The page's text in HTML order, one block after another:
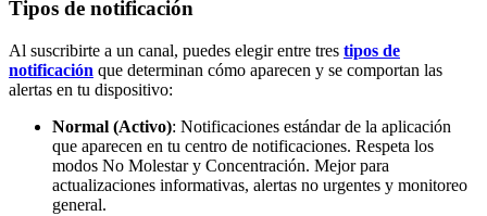
Tipos de notificación
Al suscribirte a un canal, puedes elegir entre tres tipos de
notificación que determinan cómo aparecen y se comportan las
alertas en tu dispositivo:
Normal (Activo): Notificaciones estándar de la aplicación
que aparecen en tu centro de notificaciones. Respeta los
modos No Molestar y Concentración. Mejor para
actualizaciones informativas, alertas no urgentes y monitoreo
general.